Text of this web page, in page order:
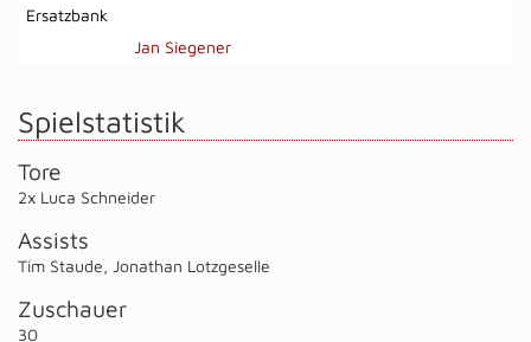
Ersatzbank
Jan Siegener
Spielstatistik
Tore
2x Luca Schneider
Assists
Tim Staude, Jonathan Lotzgeselle
Zuschauer
30